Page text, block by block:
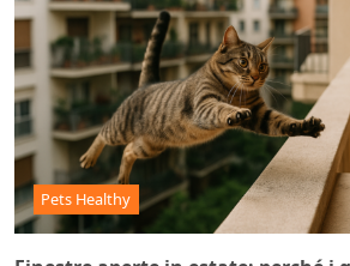
Pets Healthy